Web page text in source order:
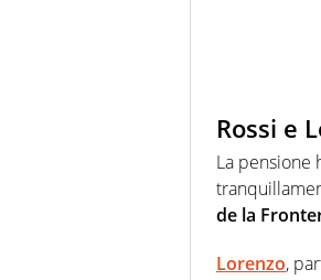
Rossi e
La pensione
de la
Lorenzo,